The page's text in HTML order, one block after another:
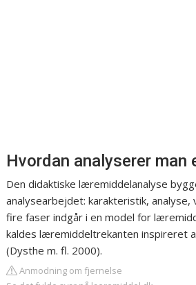
Hvordan analyserer
Den didaktiske læremiddelanalyse
analysearbejdet: karakteristik, analyse,
fire faser indgår i en model for
kaldes læremiddeltrekanten inspireret
(Dysthe m. fl. 2000).
Anmodning om fjernelse